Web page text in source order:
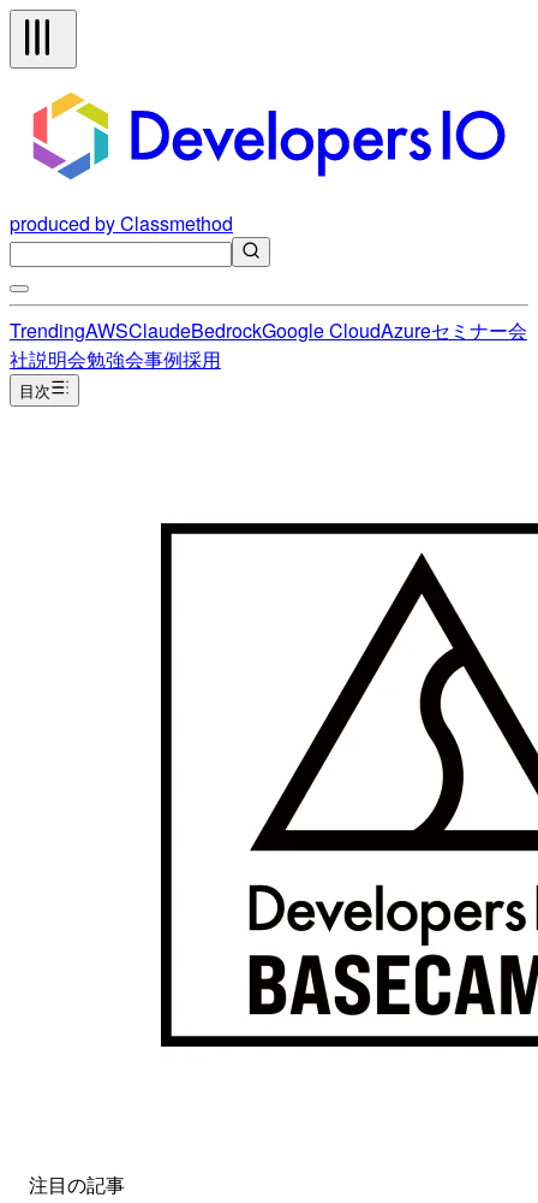
produced by Classmethod
TrendingAWSClaudeBedrockGoogle CloudAzureセミナー会
社説明会勉強会事例採用
目次
注目の記事